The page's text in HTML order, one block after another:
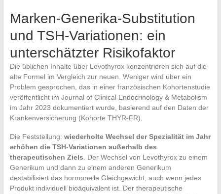
Marken-Generika-Substitution
und TSH-Variationen: ein
unterschätzter Risikofaktor
Die üblichen Inhalte über Levothyrox konzentrieren sich auf die
alte Formel im Vergleich zur neuen. Weniger wird über ein
Problem gesprochen, das in einer französischen Kohortenstudie
veröffentlicht im Journal of Clinical Endocrinology & Metabolism
im Jahr 2023 dokumentiert wurde, basierend auf den Daten der
Krankenversicherung (Kohorte THYR-FR).
Die Feststellung: wiederholte Wechsel der Spezialität im Jahr
erhöhen die TSH-Variationen außerhalb des
therapeutischen Ziels . Der Wechsel von Levothyrox zu einem
Generikum und dann zu einem anderen Generikum
destabilisiert das hormonelle Gleichgewicht, auch wenn jedes
Produkt individuell bioäquivalent ist. Der therapeutische